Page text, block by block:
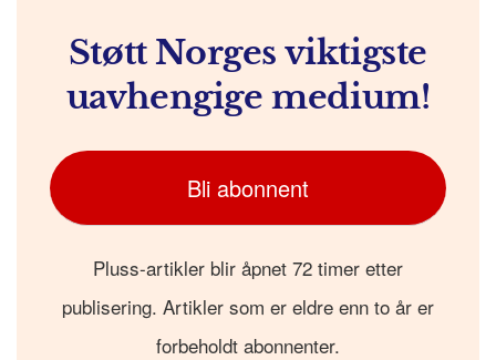
Støtt Norges viktigste
uavhengige medium!
Bli abonnent
Pluss-artikler blir åpnet 72 timer etter
publisering. Artikler som er eldre enn to år er
forbeholdt abonnenter.